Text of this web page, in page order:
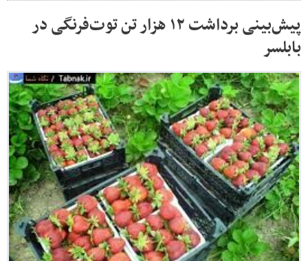
پیش‌بینی برداشت ۱۲ هزار تن توت‌فرنگی در
بابلسر